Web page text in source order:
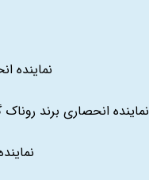
نماینده
نماینده انحصاری برند